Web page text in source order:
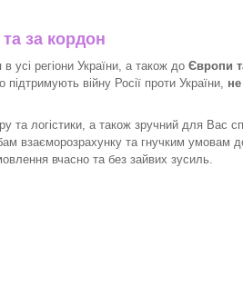
за кордон
усі регіони України, а також до Європи
підтримують війну Росії проти України, не
та логістики, а також зручний для Вас
взаєморозрахунку та гнучким умовам
вчасно та без зайвих зусиль.